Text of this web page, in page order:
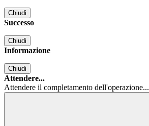
Chiudi
Successo
Chiudi
Informazione
Chiudi
Attendere...
Attendere il completamento dell'operazione...